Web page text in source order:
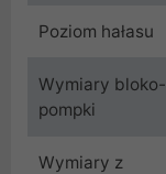
Poziom hałasu
Wymiary bloko-
pompki
Wymiary z